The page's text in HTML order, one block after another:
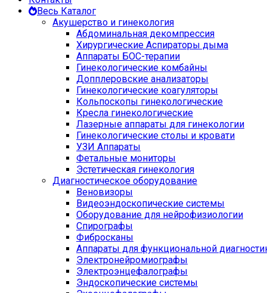
Весь Каталог
Акушерство и гинекология
Абдоминальная декомпрессия
Хирургические Аспираторы дыма
Аппараты БОС-терапии
Гинекологические комбайны
Допплеровские анализаторы
Гинекологические коагуляторы
Кольпоскопы гинекологические
Кресла гинекологические
Лазерные аппараты для гинекологии
Гинекологические столы и кровати
УЗИ Аппараты
Фетальные мониторы
Эстетическая гинекология
Диагностическое оборудование
Веновизоры
Видеоэндоскопические системы
Оборудование для нейрофизиологии
Спирографы
Фибросканы
Аппараты для функциональной
Электронейромиографы
Электроэнцефалографы
Эндоскопические системы